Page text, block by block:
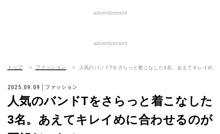
advertisement
advertisement
トップ ファッション 人気のバンドTをさらっと着こなした3名。あえてキレイめ
2025.09.09 ファッション
人気のバンドTをさらっと着こなした
3名。あえてキレイめに合わせるのが